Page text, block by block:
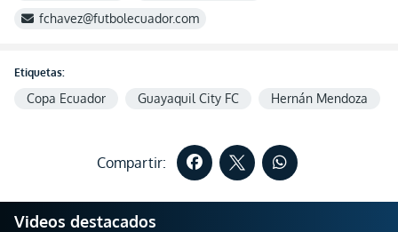
fchavez@futbolecuador.com
Etiquetas:
Copa Ecuador Guayaquil City FC Hernán Mendoza
Compartir:
Videos destacados